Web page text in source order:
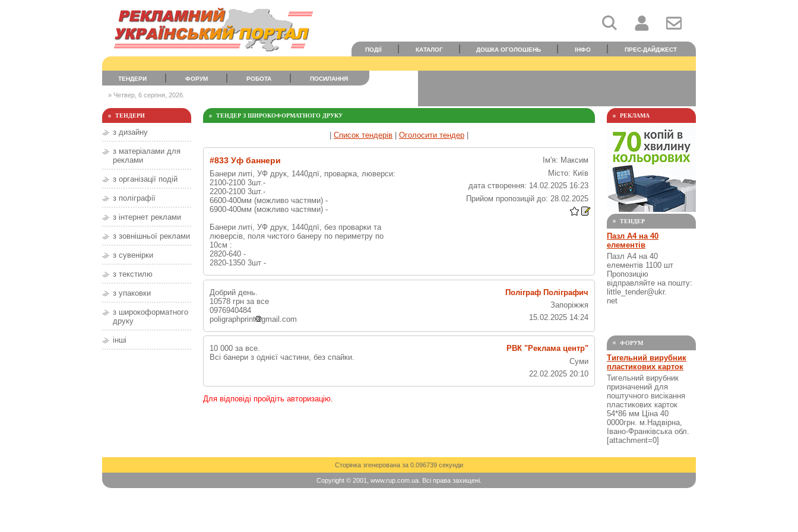
ПОДІЇ КАТАЛОГ ДОШКА ОГОЛОШЕНЬ ІНФО ПРЕС-ДАЙДЖЕСТ
ТЕНДЕРИ ФОРУМ РОБОТА ПОСИЛАННЯ
» Четвер, 6 серпня, 2026.
ТЕНДЕРИ
з дизайну
з матеріалами для
реклами
з організації подій
з поліграфії
з інтернет реклами
з зовнішньої реклами
з сувенірки
з текстилю
з упаковки
з широкоформатного
друку
інші
ТЕНДЕР З ШИРОКОФОРМАТНОГО ДРУКУ
Список тендерів Оголосити тендер
#833 Уф баннери
Банери литі, УФ друк, 1440дпї, проварка, люверси:
2100-2100 3шт.-
2200-2100 3шт.-
6600-400мм (можливо частями) -
6900-400мм (можливо частями) -
Банери литі, УФ друк, 1440дпї, без проварки та
люверсів, поля чистого банеру по периметру по
10см :
2820-640 -
2820-1350 3шт -
Ім'я: Максим
Місто: Київ
дата створення: 14.02.2025 16:23
Прийом пропозицій до: 28.02.2025
Добрий день.
10578 грн за все
0976940484
poligraphprint
gmail.com
Поліграф Поліграфич
Запоріжжя
15.02.2025 14:24
10 000 за все.
Всі банери з однієї частини, без спайки.
РВК "Реклама центр"
Суми
22.02.2025 20:10
Для відповіді пройдіть авторизацію.
РЕКЛАМА
ТЕНДЕР
Пазл А4 на 40
елементів
Пазл А4 на 40
елементів 1100 шт
Пропозицію
відправляйте на пошту:
little_tender@ukr.
net
ФОРУМ
Тигельний вирубник
пластикових карток
Тигельний вирубник
призначений для
поштучного висікання
пластикових карток
54*86 мм Ціна 40
0000грн. м.Надвірна,
Івано-Франківська обл.
[attachment=0]
Сторінка згенерована за 0.096739 секунди
Copyright © 2001, www.rup.com.ua. Всі права захищені.